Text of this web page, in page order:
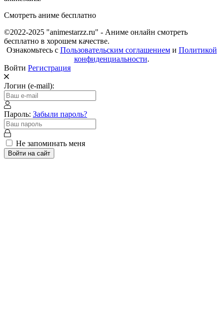
Смотреть аниме бесплатно
©2022-2025 "animestarzz.ru" - Аниме онлайн смотреть
бесплатно в хорошем качестве.
Ознакомьтесь с Пользовательским соглашениеми Политикой
конфиденциальности.
Войти Регистрация
Логин (e-mail):
Пароль: Забыли пароль?
Не запоминать меня
Войти на сайт